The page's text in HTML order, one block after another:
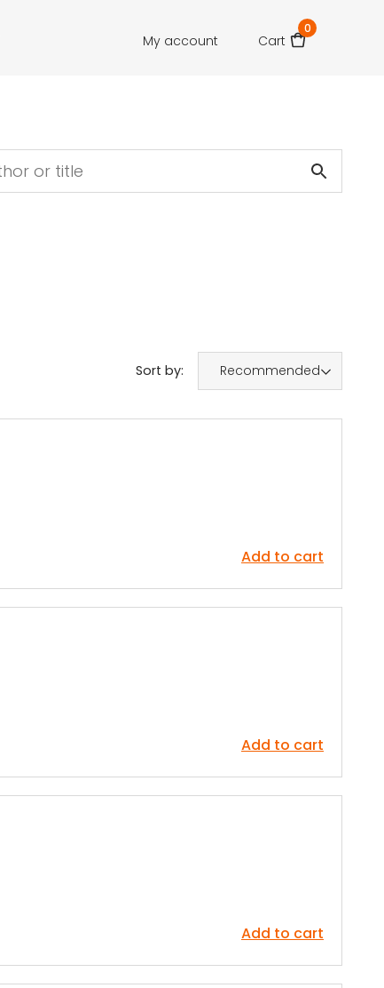
My account Cart
0
Sort by: Recommended
Add to cart
Add to cart
Add to cart